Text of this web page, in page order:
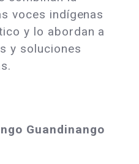
voces indígenas
y lo abordan a
y soluciones
Guandinango